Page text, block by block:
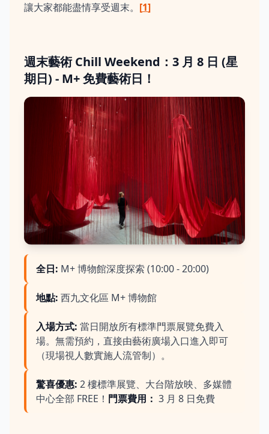
讓大家都能盡情享受週末。 [1]
週末藝術 Chill Weekend：3 月 8 日 (星
期日) - M+ 免費藝術日！
全日: M+ 博物館深度探索 (10:00 - 20:00)
地點: 西九文化區 M+ 博物館
入場方式: 當日開放所有標準門票展覽免費入
場。無需預約，直接由藝術廣場入口進入即可
（現場視人數實施人流管制）。
驚喜優惠: 2 樓標準展覽、大台階放映、多媒體
中心全部 FREE！ 門票費用： 3 月 8 日免費